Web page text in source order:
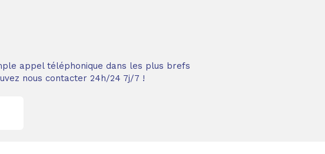
appel téléphonique dans les plus brefs
nous contacter 24h/24 7j/7 !